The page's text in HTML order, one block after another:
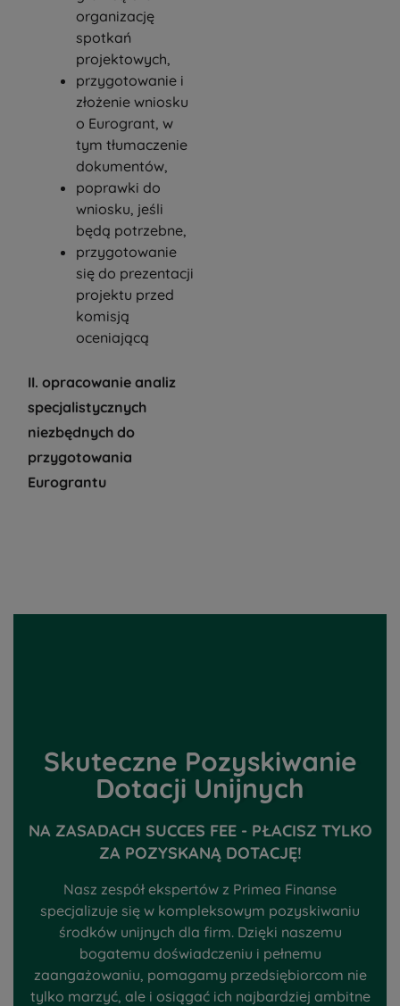
organizację
spotkań
projektowych,
przygotowanie i
złożenie wniosku
o Eurogrant, w
tym tłumaczenie
dokumentów,
poprawki do
wniosku, jeśli
będą potrzebne,
przygotowanie
się do prezentacji
projektu przed
komisją
oceniającą
II. opracowanie analiz
specjalistycznych
niezbędnych do
przygotowania
Eurograntu
Skuteczne Pozyskiwanie
Dotacji Unijnych
NA ZASADACH SUCCES FEE - PŁACISZ TYLKO
ZA POZYSKANĄ DOTACJĘ!
Nasz zespół ekspertów z Primea Finanse
specjalizuje się w kompleksowym pozyskiwaniu
środków unijnych dla firm. Dzięki naszemu
bogatemu doświadczeniu i pełnemu
zaangażowaniu, pomagamy przedsiębiorcom nie
tylko marzyć, ale i osiągać ich najbardziej ambitne